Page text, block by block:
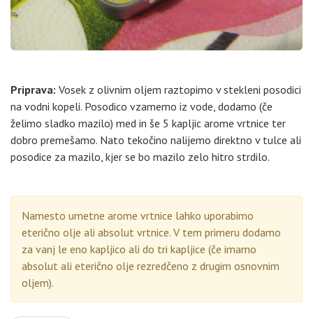
Priprava: Vosek z olivnim oljem raztopimo v stekleni posodici
na vodni kopeli. Posodico vzamemo iz vode, dodamo (če
želimo sladko mazilo) med in še 5 kapljic arome vrtnice ter
dobro premešamo. Nato tekočino nalijemo direktno v tulce ali
posodice za mazilo, kjer se bo mazilo zelo hitro strdilo.
Namesto umetne arome vrtnice lahko uporabimo
eterično olje ali absolut vrtnice. V tem primeru dodamo
za vanj le eno kapljico ali do tri kapljice (če imamo
absolut ali eterično olje rezredčeno z drugim osnovnim
oljem).